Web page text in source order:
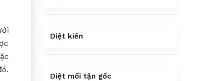
Diệt kiến
Diệt mối tận gốc